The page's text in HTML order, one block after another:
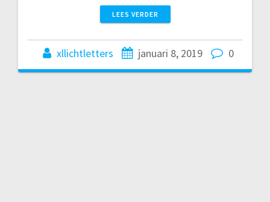
LEES VERDER
xllichtletters januari 8, 2019 0